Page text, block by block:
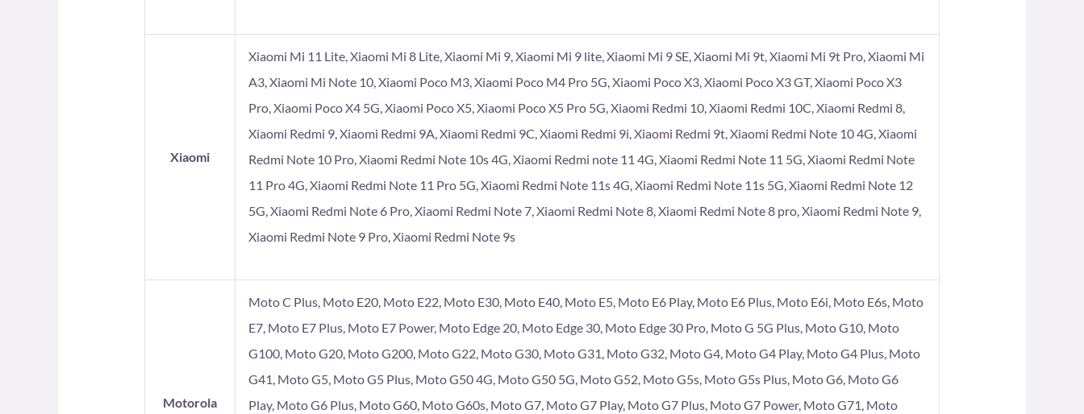
Xiaomi
Xiaomi Mi 11 Lite, Xiaomi Mi 8 Lite, Xiaomi Mi 9, Xiaomi Mi 9 lite, Xiaomi Mi 9 SE, Xiaomi Mi 9t, Xiaomi Mi 9t Pro, Xiaomi Mi
A3, Xiaomi Mi Note 10, Xiaomi Poco M3, Xiaomi Poco M4 Pro 5G, Xiaomi Poco X3, Xiaomi Poco X3 GT, Xiaomi Poco X3
Pro, Xiaomi Poco X4 5G, Xiaomi Poco X5, Xiaomi Poco X5 Pro 5G, Xiaomi Redmi 10, Xiaomi Redmi 10C, Xiaomi Redmi 8,
Xiaomi Redmi 9, Xiaomi Redmi 9A, Xiaomi Redmi 9C, Xiaomi Redmi 9i, Xiaomi Redmi 9t, Xiaomi Redmi Note 10 4G, Xiaomi
Redmi Note 10 Pro, Xiaomi Redmi Note 10s 4G, Xiaomi Redmi note 11 4G, Xiaomi Redmi Note 11 5G, Xiaomi Redmi Note
11 Pro 4G, Xiaomi Redmi Note 11 Pro 5G, Xiaomi Redmi Note 11s 4G, Xiaomi Redmi Note 11s 5G, Xiaomi Redmi Note 12
5G, Xiaomi Redmi Note 6 Pro, Xiaomi Redmi Note 7, Xiaomi Redmi Note 8, Xiaomi Redmi Note 8 pro, Xiaomi Redmi Note 9,
Xiaomi Redmi Note 9 Pro, Xiaomi Redmi Note 9s
Motorola
Moto C Plus, Moto E20, Moto E22, Moto E30, Moto E40, Moto E5, Moto E6 Play, Moto E6 Plus, Moto E6i, Moto E6s, Moto
E7, Moto E7 Plus, Moto E7 Power, Moto Edge 20, Moto Edge 30, Moto Edge 30 Pro, Moto G 5G Plus, Moto G10, Moto
G100, Moto G20, Moto G200, Moto G22, Moto G30, Moto G31, Moto G32, Moto G4, Moto G4 Play, Moto G4 Plus, Moto
G41, Moto G5, Moto G5 Plus, Moto G50 4G, Moto G50 5G, Moto G52, Moto G5s, Moto G5s Plus, Moto G6, Moto G6
Play, Moto G6 Plus, Moto G60, Moto G60s, Moto G7, Moto G7 Play, Moto G7 Plus, Moto G7 Power, Moto G71, Moto